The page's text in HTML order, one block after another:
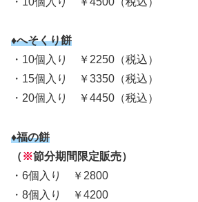
♦へそくり餅
・10個入り ￥2250（税込）
・15個入り ￥3350（税込）
・20個入り ￥4450（税込）
♦福の餅
（※節分期間限定販売）
・6個入り ￥2800
・8個入り ￥4200